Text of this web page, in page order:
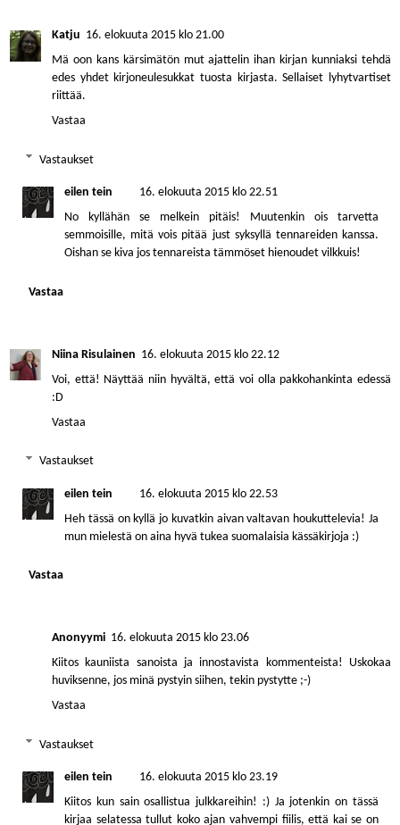
Katju 16. elokuuta 2015 klo 21.00
Mä oon kans kärsimätön mut ajattelin ihan kirjan kunniaksi tehdä
edes yhdet kirjoneulesukkat tuosta kirjasta. Sellaiset lyhytvartiset
riittää.
Vastaa
Vastaukset
eilen tein
16. elokuuta 2015 klo 22.51
No kyllähän se melkein pitäis! Muutenkin ois tarvetta
semmoisille, mitä vois pitää just syksyllä tennareiden kanssa.
Oishan se kiva jos tennareista tämmöset hienoudet vilkkuis!
Vastaa
Niina Risulainen 16. elokuuta 2015 klo 22.12
Voi, että! Näyttää niin hyvältä, että voi olla pakkohankinta edessä
:D
Vastaa
Vastaukset
eilen tein
16. elokuuta 2015 klo 22.53
Heh tässä on kyllä jo kuvatkin aivan valtavan houkuttelevia! Ja
mun mielestä on aina hyvä tukea suomalaisia kässäkirjoja :)
Vastaa
Anonyymi 16. elokuuta 2015 klo 23.06
Kiitos kauniista sanoista ja innostavista kommenteista! Uskokaa
huviksenne, jos minä pystyin siihen, tekin pystytte ;-)
Vastaa
Vastaukset
eilen tein
16. elokuuta 2015 klo 23.19
Kiitos kun sain osallistua julkkareihin! :) Ja jotenkin on tässä
kirjaa selatessa tullut koko ajan vahvempi fiilis, että kai se on